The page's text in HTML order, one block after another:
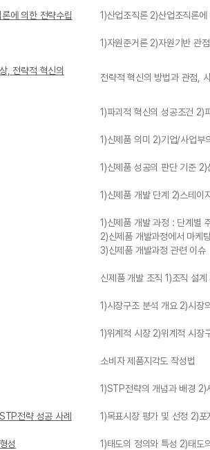
에 의한 전략수립 1)산업조직론 2)산업조직론
1)자원준거론 2)자원기반 관
, 전략적 혁신의
전략적 혁신의 방법과 관점,
1)파괴적 혁신의 성공조건 2)
1)신제품 의미 2)기업/사업부
1)신제품 성공의 판단 기준 2)
1)신제품 개발 단계 2)스테이
1)신제품 개발 과정 : 단계별
2)신제품 개발과정에서 마케
3)신제품 개발과정 관련 이슈
신제품 개발 조직 1)조직 설
1)시장구조 분석 개요 2)시장
1)위계적 시장 2)위계적 시장
소비자 제품지각도 작성법
1)STP전략의 개념과 배경 2)
전략 성공 사례 1)목표시장 평가 및 선정 2)
성 1)태도의 정의와 특성 2)태